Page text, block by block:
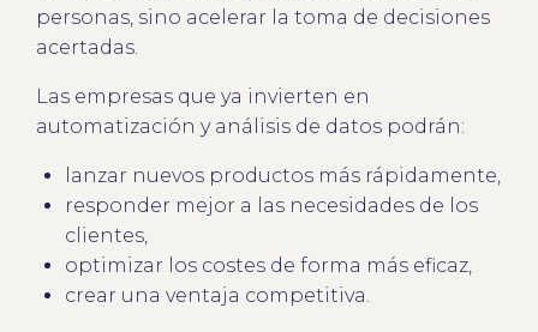
personas, sino acelerar la toma de decisiones
acertadas.
Las empresas que ya invierten en
automatización y análisis de datos podrán:
lanzar nuevos productos más rápidamente,
responder mejor a las necesidades de los
clientes,
optimizar los costes de forma más eficaz,
crear una ventaja competitiva.